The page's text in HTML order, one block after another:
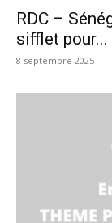
RDC –
sifflet pour...
8 septembre 2025